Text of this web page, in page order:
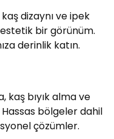
dizaynı ve ipek
bir görünüm.
derinlik katın.
kaş bıyık alma ve
bölgeler dahil
çözümler.